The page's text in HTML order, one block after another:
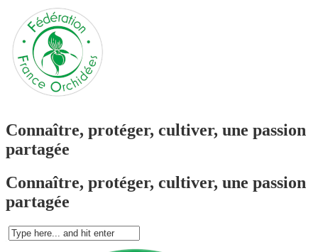
Connaître, protéger, cultiver, une passion
partagée
Connaître, protéger, cultiver, une passion
partagée